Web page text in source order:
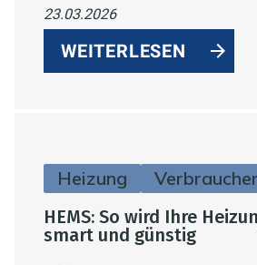
Stabilität und klare
für effiziente
23.03.2026
WEITERLESEN
Heizung
HEMS: So wird Ihre
smart und günstig